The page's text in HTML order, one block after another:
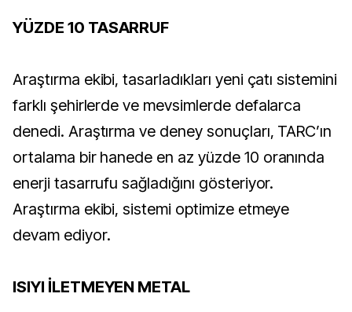
YÜZDE 10 TASARRUF
Araştırma ekibi, tasarladıkları yeni çatı sistemini
farklı şehirlerde ve mevsimlerde defalarca
denedi. Araştırma ve deney sonuçları, TARC’ın
ortalama bir hanede en az yüzde 10 oranında
enerji tasarrufu sağladığını gösteriyor.
Araştırma ekibi, sistemi optimize etmeye
devam ediyor.
ISIYI İLETMEYEN METAL